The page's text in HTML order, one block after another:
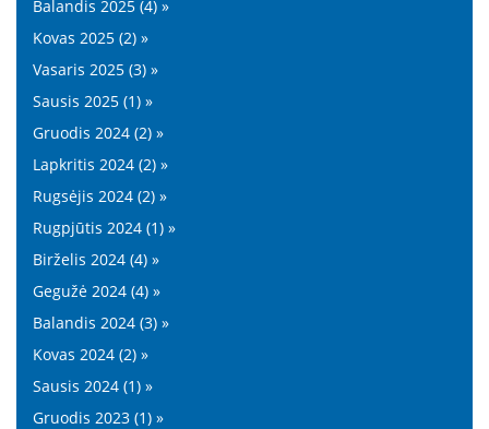
Balandis 2025 (4) »
Kovas 2025 (2) »
Vasaris 2025 (3) »
Sausis 2025 (1) »
Gruodis 2024 (2) »
Lapkritis 2024 (2) »
Rugsėjis 2024 (2) »
Rugpjūtis 2024 (1) »
Birželis 2024 (4) »
Gegužė 2024 (4) »
Balandis 2024 (3) »
Kovas 2024 (2) »
Sausis 2024 (1) »
Gruodis 2023 (1) »